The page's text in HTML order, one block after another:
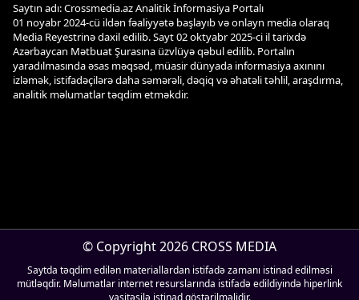
Saytın adı: Crossmedia.az Analitik İnformasiya Portalı
01 noyabr 2024-cü ildən fəaliyyətə başlayıb və onlayn media olaraq
Media Reyestrinə daxil edilib. Sayt 02 oktyabr 2025-ci il tarixdə
Azərbaycan Mətbuat Şurasına üzvlüyə qəbul edilib. Portalın
yaradılmasında əsas məqsəd, müasir dünyada informasiya axınını
izləmək, istifadəçilərə daha səmərəli, dəqiq və əhatəli təhlil, araşdırma,
analitik məlumatlar təqdim etməkdir.
© Copyright 2026 CROSS MEDIA
Saytda təqdim edilən materiallardan istifadə zamanı istinad edilməsi
mütləqdir. Məlumatlar internet resurslarında istifadə edildiyində hiperlink
vasitəsilə istinad göstərilməlidir.